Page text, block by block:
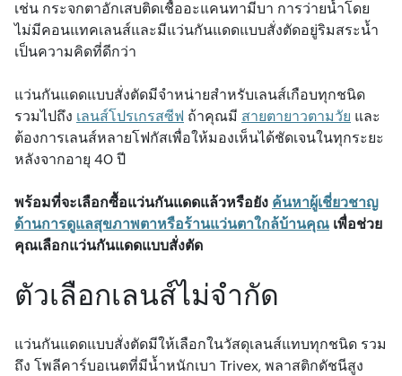
เช่น กระจกตาอักเสบติดเชื้ออะแคนทามีบา การว่ายน้ำโดย
ไม่มีคอนแทคเลนส์และมีแว่นกันแดดแบบสั่งตัดอยู่ริมสระน้ำ
เป็นความคิดที่ดีกว่า
แว่นกันแดดแบบสั่งตัดมีจำหน่ายสำหรับเลนส์เกือบทุกชนิด
รวมไปถึง เลนส์โปรเกรสซีฟ ถ้าคุณมี สายตายาวตามวัย และ
ต้องการเลนส์หลายโฟกัสเพื่อให้มองเห็นได้ชัดเจนในทุกระยะ
หลังจากอายุ 40 ปี
พร้อมที่จะเลือกซื้อแว่นกันแดดแล้วหรือยัง ค้นหาผู้เชี่ยวชาญ
ด้านการดูแลสุขภาพตาหรือร้านแว่นตาใกล้บ้านคุณ เพื่อช่วย
คุณเลือกแว่นกันแดดแบบสั่งตัด
ตัวเลือกเลนส์ไม่จำกัด
แว่นกันแดดแบบสั่งตัดมีให้เลือกในวัสดุเลนส์แทบทุกชนิด รวม
ถึง โพลีคาร์บอเนตที่มีน้ำหนักเบา Trivex, พลาสติกดัชนีสูง